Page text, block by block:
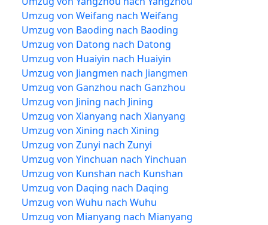
Umzug von Weifang nach Weifang
Umzug von Baoding nach Baoding
Umzug von Datong nach Datong
Umzug von Huaiyin nach Huaiyin
Umzug von Jiangmen nach Jiangmen
Umzug von Ganzhou nach Ganzhou
Umzug von Jining nach Jining
Umzug von Xianyang nach Xianyang
Umzug von Xining nach Xining
Umzug von Zunyi nach Zunyi
Umzug von Yinchuan nach Yinchuan
Umzug von Kunshan nach Kunshan
Umzug von Daqing nach Daqing
Umzug von Wuhu nach Wuhu
Umzug von Mianyang nach Mianyang